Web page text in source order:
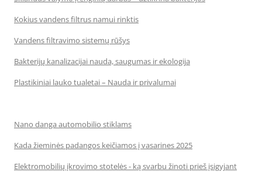
Kokius vandens filtrus namui rinktis
Vandens filtravimo sistemų rūšys
Bakterijų kanalizacijai nauda, saugumas ir ekologija
Plastikiniai lauko tualetai – Nauda ir privalumai
Nano danga automobilio stiklams
Kada žieminės padangos keičiamos į vasarines 2025
Elektromobilių įkrovimo stotelės - ką svarbu žinoti prieš įsigyjant